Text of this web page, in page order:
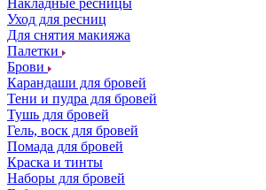
Накладные ресницы
Уход для ресниц
Для снятия макияжа
Палетки
Брови
Карандаши для бровей
Тени и пудра для бровей
Тушь для бровей
Гель, воск для бровей
Помада для бровей
Краска и тинты
Наборы для бровей